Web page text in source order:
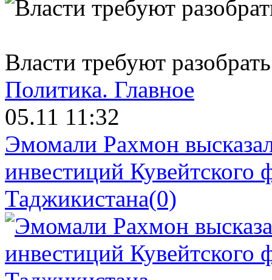
Власти требуют
Политика. Главное
05.11 11:32
Эмомали Рахмон
инвестиций Кувейтского
Таджикистана(0)